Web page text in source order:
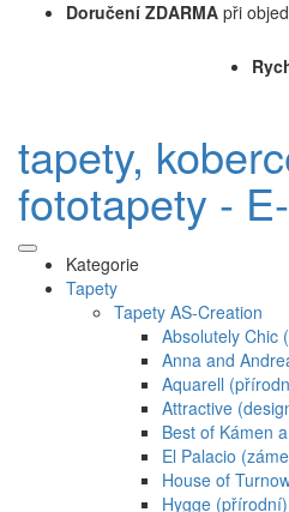
Doručení ZDARMA při
tapety,
fototapety -
Kategorie
Tapety
Tapety AS-Creation
Absolutely Chic
Anna and
Aquarell
Attractive
Best of Kámen
El Palacio
House of
Hygge (přírodní)